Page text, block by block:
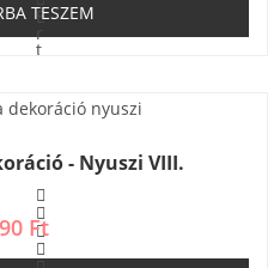
É
r
t
e
l
:
0
/
5
TESZEM
- Nyuszi VIII.
Ft